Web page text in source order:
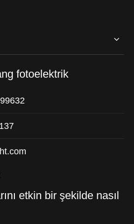
fotoelektrik
etkin bir şekilde nasıl